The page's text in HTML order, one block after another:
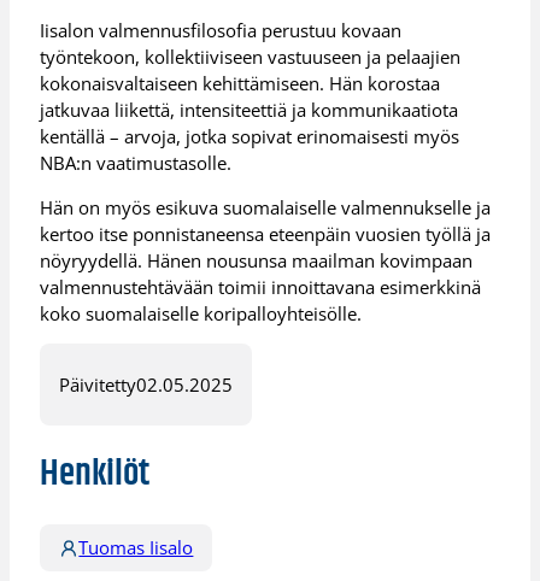
Iisalon valmennusfilosofia perustuu kovaan
työntekoon, kollektiiviseen vastuuseen ja pelaajien
kokonaisvaltaiseen kehittämiseen. Hän korostaa
jatkuvaa liikettä, intensiteettiä ja kommunikaatiota
kentällä – arvoja, jotka sopivat erinomaisesti myös
NBA:n vaatimustasolle.
Hän on myös esikuva suomalaiselle valmennukselle ja
kertoo itse ponnistaneensa eteenpäin vuosien työllä ja
nöyryydellä. Hänen nousunsa maailman kovimpaan
valmennustehtävään toimii innoittavana esimerkkinä
koko suomalaiselle koripalloyhteisölle.
Päivitetty02.05.2025
Henkilöt
Tuomas Iisalo